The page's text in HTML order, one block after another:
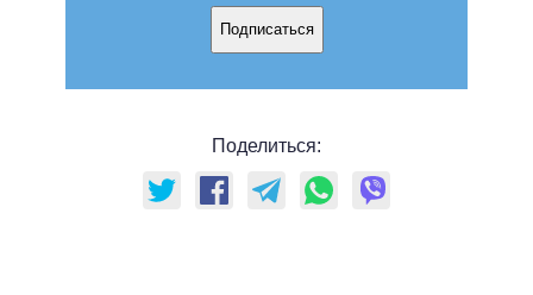
Подписаться
Поделиться: